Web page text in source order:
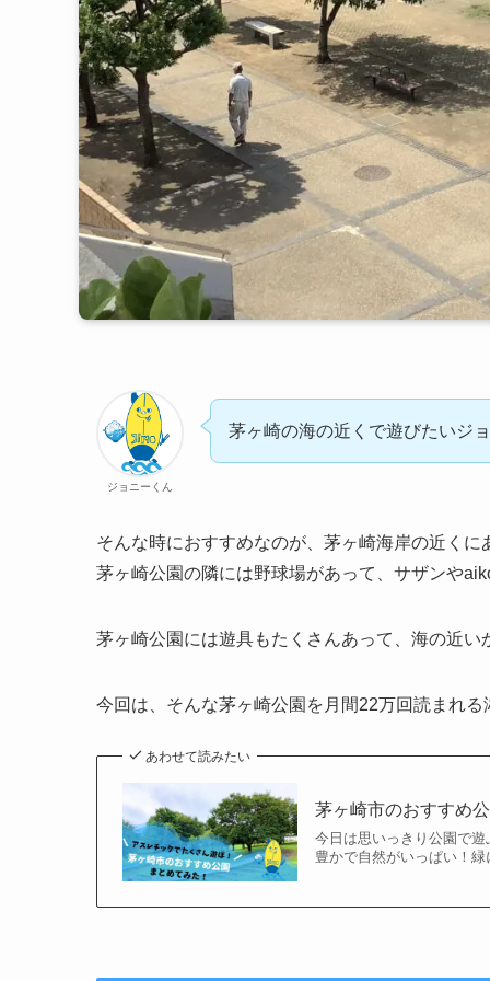
ジョニーくん
茅ヶ崎の海の近くで遊びたいジ
そんな時におすすめなのが、茅ヶ崎海岸の近くに
茅ヶ崎公園の隣には野球場があって、サザンや
茅ヶ崎公園には遊具もたくさんあって、海の近
今回は、そんな茅ヶ崎公園を月間22万回読まれ
あわせて読みたい
茅ヶ崎市のおすすめ
今日は思いっきり公園で
豊かで自然がいっぱい！